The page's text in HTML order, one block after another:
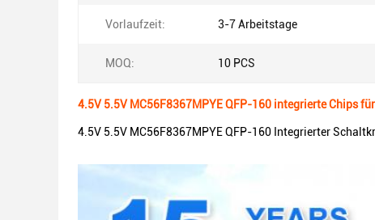
Vorlaufzeit: 3-7 Arbeitstage
MOQ: 10 PCS
4.5V 5.5V MC56F8367MPYE QFP-160 integrierte Chips
4.5V 5.5V MC56F8367MPYE QFP-160 Integrierter